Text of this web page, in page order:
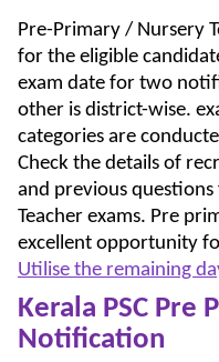
Pre-Primary / Nursery
for the eligible
exam date for two
other is district-wise.
categories are
Check the details of
and previous
Teacher exams. Pre
excellent opportunity
Utilise the remaining
Kerala PSC Pre
Notification